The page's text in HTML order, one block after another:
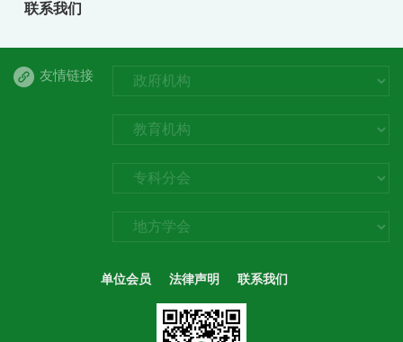
联系我们
友情链接
单位会员 法律声明 联系我们